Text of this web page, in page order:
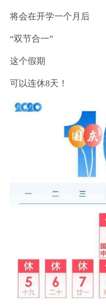
将会在开学一个月后
“双节合一”
这个假期
可以连休8天！